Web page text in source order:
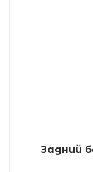
Задний